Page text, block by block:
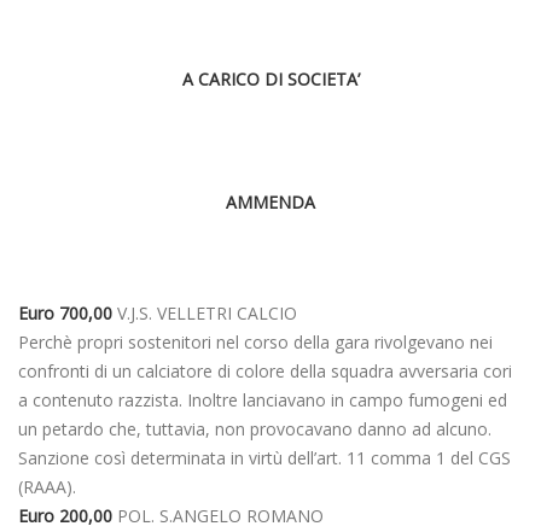
A CARICO DI SOCIETA’
AMMENDA
Euro 700,00 V.J.S. VELLETRI CALCIO
Perchè propri sostenitori nel corso della gara rivolgevano nei
confronti di un calciatore di colore della squadra avversaria cori
a contenuto razzista. Inoltre lanciavano in campo fumogeni ed
un petardo che, tuttavia, non provocavano danno ad alcuno.
Sanzione così determinata in virtù dell’art. 11 comma 1 del CGS
(RAAA).
Euro 200,00 POL. S.ANGELO ROMANO